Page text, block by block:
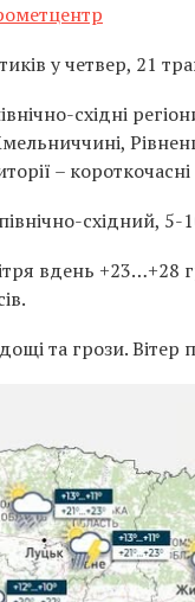
у четвер, 21
східні
–
східний, 5-
вдень +23…+28
та грози.